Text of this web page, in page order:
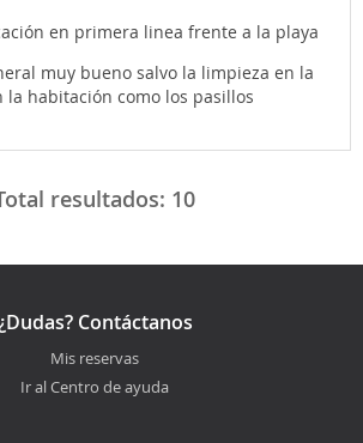
en primera linea frente a la playa
muy bueno salvo la limpieza en la
habitación como los pasillos
resultados: 10
Contáctanos
Mis reservas
Ir al Centro de ayuda